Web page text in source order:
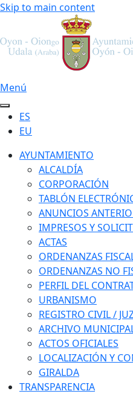
Skip to main content
Menú
ES
EU
AYUNTAMIENTO
ALCALDÍA
CORPORACIÓN
TABLÓN
ANUNCIOS
IMPRESOS Y
ACTAS
ORDENANZAS
ORDENANZAS NO
PERFIL DEL
URBANISMO
REGISTRO CIVIL /
ARCHIVO
ACTOS OFICIALES
LOCALIZACIÓN Y
GIRALDA
TRANSPARENCIA